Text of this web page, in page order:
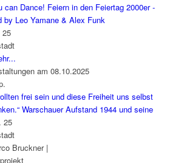
can Dance! Feiern in den Feiertag 2000er -
by Leo Yamane & Alex Funk
am 08.10.2025
frei sein und diese Freiheit uns selbst
Warschauer Aufstand 1944 und seine
25